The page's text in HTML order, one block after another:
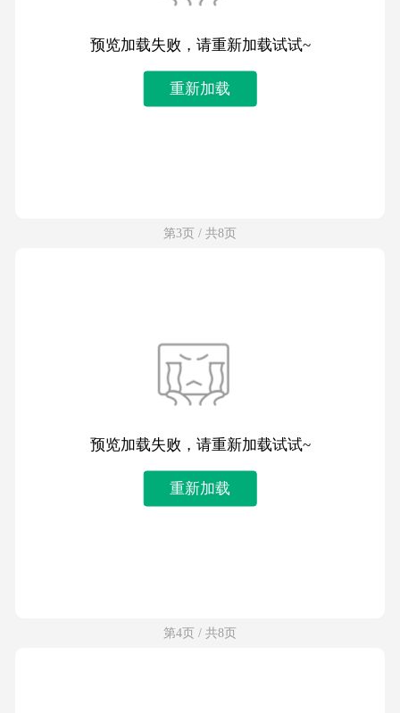
预览加载失败，请重新加载试试~
重新加载
第3页 / 共8页
预览加载失败，请重新加载试试~
重新加载
第4页 / 共8页